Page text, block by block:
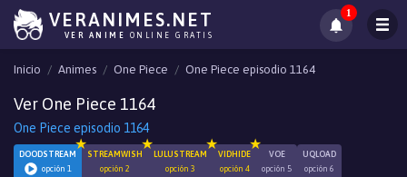
VERANIMES.NET
VER ANIME ONLINE GRATIS
1
Inicio Animes One Piece One Piece episodio 1164
Ver One Piece 1164
One Piece episodio 1164
DOODSTREAM
opción 1
STREAMWISH
opción 2
LULUSTREAM
opción 3
VIDHIDE
opción 4
VOE
opción 5
UQLOAD
opción 6